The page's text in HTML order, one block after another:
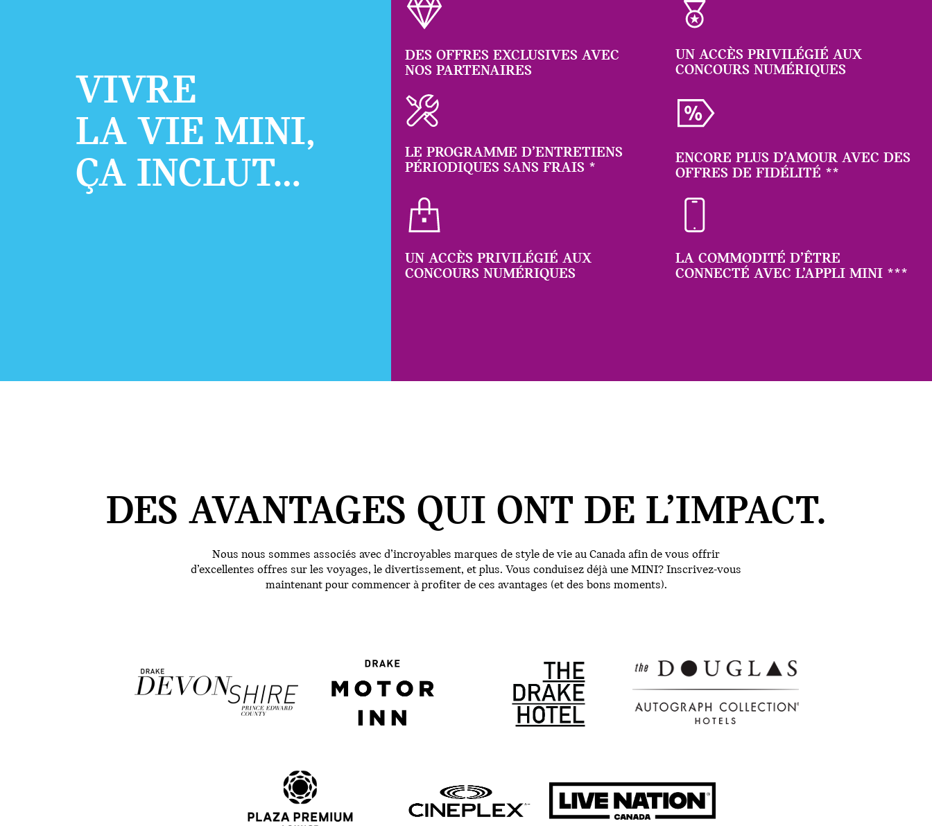
VIVRE
LA VIE MINI,
ÇA INCLUT…
DES OFFRES EXCLUSIVES AVEC
NOS PARTENAIRES
UN ACCÈS PRIVILÉGIÉ AUX
CONCOURS NUMÉRIQUES
LE PROGRAMME D’ENTRETIENS
PÉRIODIQUES SANS FRAIS *
ENCORE PLUS D’AMOUR AVEC DES
OFFRES DE FIDÉLITÉ **
UN ACCÈS PRIVILÉGIÉ AUX
CONCOURS NUMÉRIQUES
LA COMMODITÉ D’ÊTRE
CONNECTÉ AVEC L’APPLI MINI ***
DES AVANTAGES QUI ONT DE L’IMPACT.
Nous nous sommes associés avec d’incroyables marques de style de vie au Canada afin de vous offrir
d’excellentes offres sur les voyages, le divertissement, et plus. Vous conduisez déjà une MINI? Inscrivez-vous
maintenant pour commencer à profiter de ces avantages (et des bons moments).